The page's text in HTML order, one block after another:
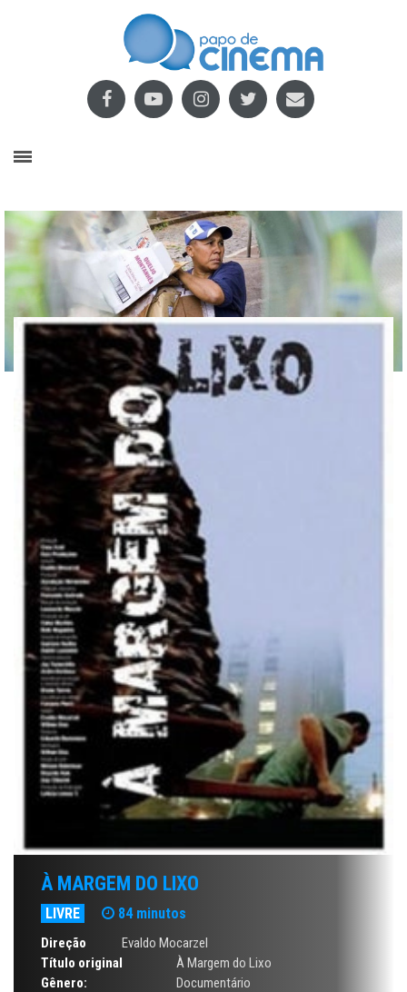
À MARGEM DO LIXO
LIVRE 84 minutos
Direção
Evaldo Mocarzel
Título original
À Margem do Lixo
Gênero:
Documentário